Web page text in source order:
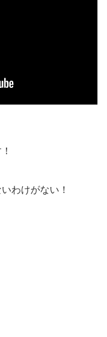
わけがない！